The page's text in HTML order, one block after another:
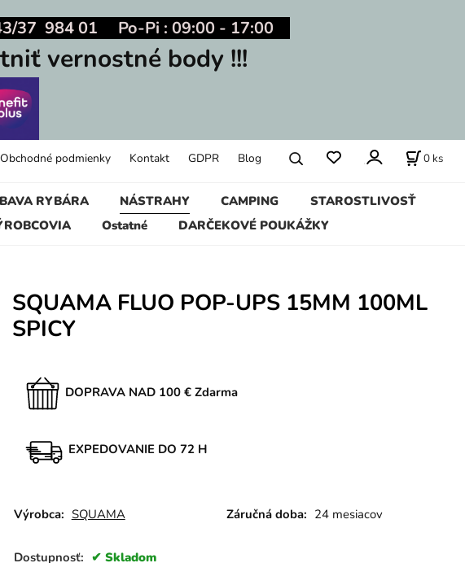
37 984 01 Po-Pi : 09:00 - 17:00
vernostné body !!!
RYBÁRA NÁSTRAHY CAMPING
STAROSTLIVOSŤ
Ostatné DARČEKOVÉ POUKÁŽKY
Obchodné podmienky Kontakt GDPR Blog 0 ks
SQUAMA FLUO POP-UPS 15MM 100ML
SPICY
DOPRAVA NAD 100 € Zdarma
EXPEDOVANIE DO 72 H
Výrobca: SQUAMA Záručná doba: 24 mesiacov
Dostupnosť: Skladom